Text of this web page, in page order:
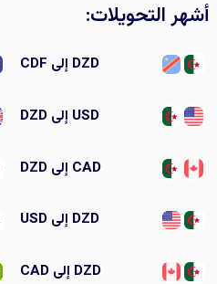
أشهر التحويلات:
DZD إلى CDF
USD إلى DZD
CAD إلى DZD
DZD إلى USD
DZD إلى CAD